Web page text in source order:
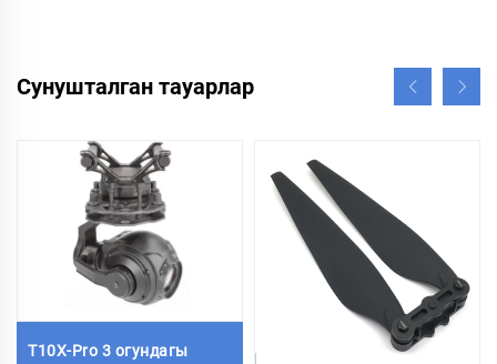
Сунушталган тауарлар
T10X-Pro 3 огундагы